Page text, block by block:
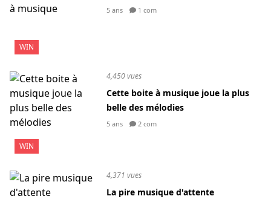
WIN
5 ans 1 com
WIN
4,450 vues
Cette boite à musique joue la plus
belle des mélodies
5 ans 2 com
4,371 vues
La pire musique d'attente